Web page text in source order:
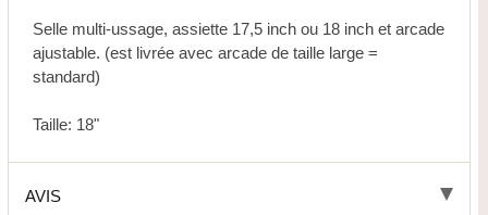
Selle multi-ussage, assiette 17,5 inch ou 18 inch et arcade
ajustable. (est livrée avec arcade de taille large =
standard)
Taille: 18"
AVIS